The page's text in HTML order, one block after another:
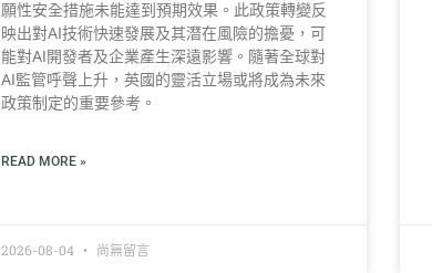
願性安全措施未能達到預期效果。此政策轉變反
映出對AI技術快速發展及其潛在風險的擔憂，可
能對AI開發者及企業產生深遠影響。隨著全球對
AI監管呼聲上升，英國的靈活立場或將成為未來
政策制定的重要參考。
READ MORE »
2026-08-04 尚無留言